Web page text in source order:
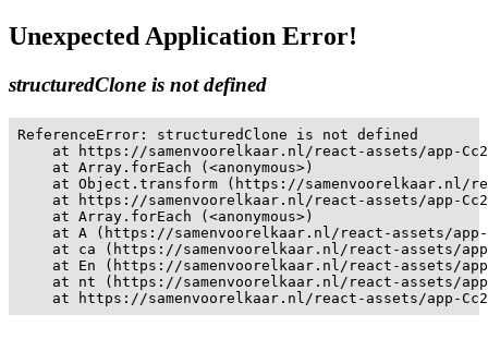
Unexpected Application Error!
structuredClone is not defined
ReferenceError: structuredClone is not defined
at https://samenvoorelkaar.nl/react-assets/app-
    at Array.forEach (<anonymous>)
at Object.transform (https://samenvoorelkaar.nl/
at https://samenvoorelkaar.nl/react-assets/app-
    at Array.forEach (<anonymous>)
at A (https://samenvoorelkaar.nl/react-assets/
at ca (https://samenvoorelkaar.nl/react-assets/
at En (https://samenvoorelkaar.nl/react-assets/
at nt (https://samenvoorelkaar.nl/react-assets/
at https://samenvoorelkaar.nl/react-assets/app-